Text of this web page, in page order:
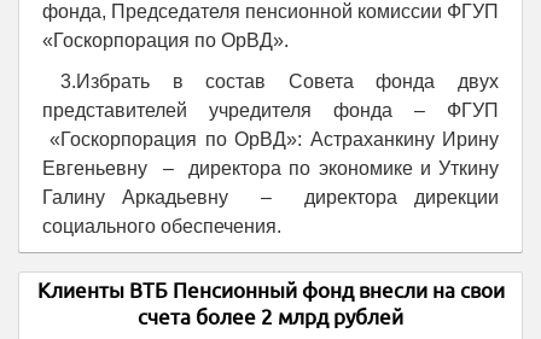
фонда, Председателя пенсионной комиссии ФГУП
«Госкорпорация по ОрВД».
3.Избрать в состав Совета фонда двух
представителей учредителя фонда – ФГУП
«Госкорпорация по ОрВД»: Астраханкину Ирину
Евгеньевну – директора по экономике и Уткину
Галину Аркадьевну – директора дирекции
социального обеспечения.
Клиенты ВТБ Пенсионный фонд внесли на свои
счета более 2 млрд рублей